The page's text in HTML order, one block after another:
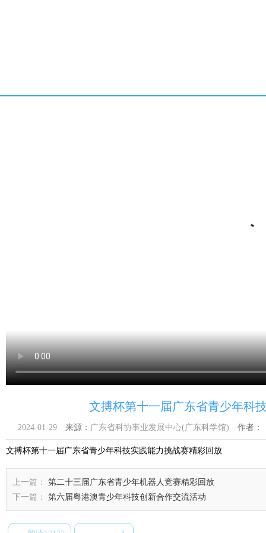
文搏杯第十一届广东省青少年科
2024-01-29 来源： 广东省科协事业发展中心(广东科学馆) 作者：
文搏杯第十一届广东省青少年科技实践能力挑战赛精彩回放
上一篇：
第二十三届广东省青少年机器人竞赛精彩回放
下一篇：
第六届粤港澳青少年科技创新合作交流活动